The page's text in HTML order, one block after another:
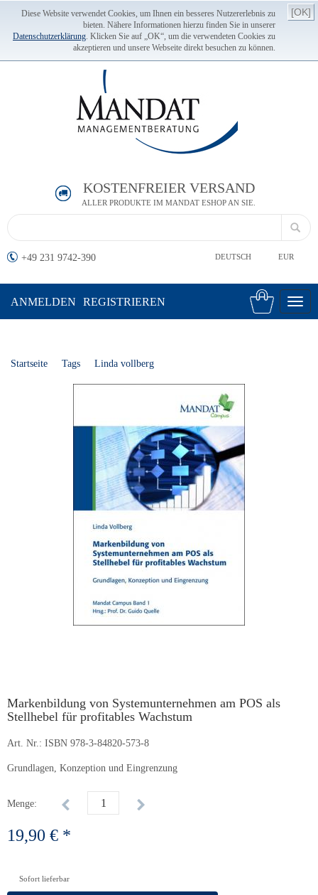
Diese Website verwendet Cookies, um Ihnen ein besseres Nutzererlebnis zu
bieten. Nähere Informationen hierzu finden Sie in unserer
Datenschutzerklärung. Klicken Sie auf „OK“, um die verwendeten Cookies zu
akzeptieren und unsere Webseite direkt besuchen zu können.
[OK]
KOSTENFREIER VERSAND
ALLER PRODUKTE IM MANDAT ESHOP AN SIE.
+49 231 9742-390 DEUTSCH EUR
ANMELDEN REGISTRIEREN
Startseite Tags Linda vollberg
Markenbildung von Systemunternehmen am POS als
Stellhebel für profitables Wachstum
Art. Nr.: ISBN 978-3-84820-573-8
Grundlagen, Konzeption und Eingrenzung
Menge:
19,90 € *
Sofort lieferbar